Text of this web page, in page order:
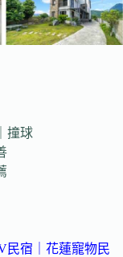
撞球
民宿
花蓮寵物民